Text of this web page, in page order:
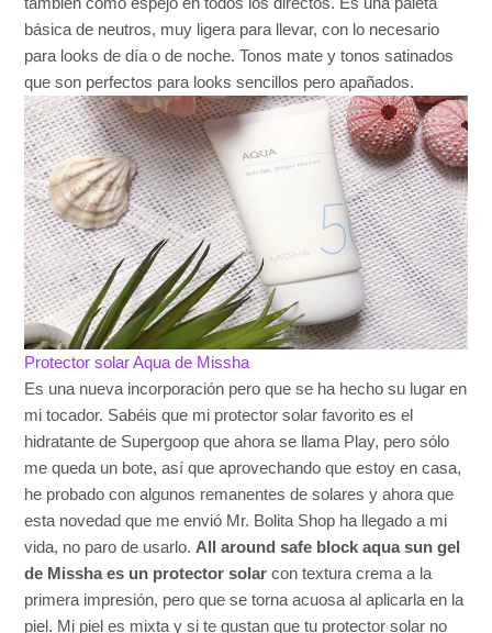
básica de neutros, muy ligera para llevar, con lo necesario
para looks de día o de noche. Tonos mate y tonos satinados
que son perfectos para looks sencillos pero apañados.
Protector solar Aqua de Missha
Es una nueva incorporación pero que se ha hecho su lugar en
mi tocador. Sabéis que mi protector solar favorito es el
hidratante de Supergoop que ahora se llama Play, pero sólo
me queda un bote, así que aprovechando que estoy en casa,
he probado con algunos remanentes de solares y ahora que
esta novedad que me envió Mr. Bolita Shop ha llegado a mi
vida, no paro de usarlo. All around safe block aqua sun gel
de Missha es un protector solar con textura crema a la
primera impresión, pero que se torna acuosa al aplicarla en la
piel. Mi piel es mixta y si te gustan que tu protector solar no